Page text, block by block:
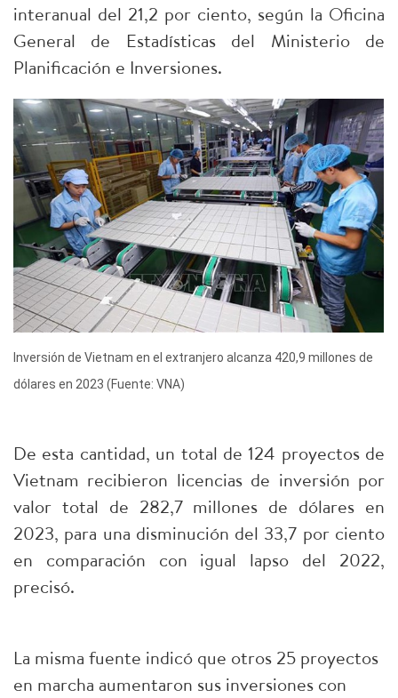
interanual del 21,2 por ciento, según la Oficina
General de Estadísticas del Ministerio de
Planificación e Inversiones.
Inversión de Vietnam en el extranjero alcanza 420,9 millones de
dólares en 2023 (Fuente: VNA)
De esta cantidad, un total de 124 proyectos de
Vietnam recibieron licencias de inversión por
valor total de 282,7 millones de dólares en
2023, para una disminución del 33,7 por ciento
en comparación con igual lapso del 2022,
precisó.
La misma fuente indicó que otros 25 proyectos
en marcha aumentaron sus inversiones con